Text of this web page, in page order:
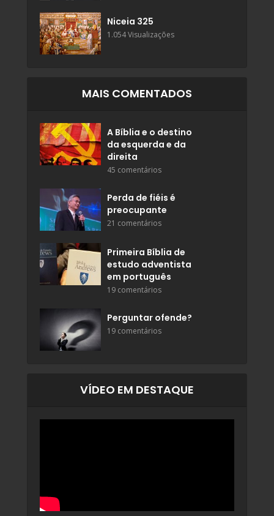
Niceia 325
1.054 Visualizações
MAIS COMENTADOS
A Bíblia e o destino
da esquerda e da
direita
45 comentários
Perda de fiéis é
preocupante
21 comentários
Primeira Bíblia de
estudo adventista
em português
19 comentários
Perguntar ofende?
19 comentários
VÍDEO EM DESTAQUE